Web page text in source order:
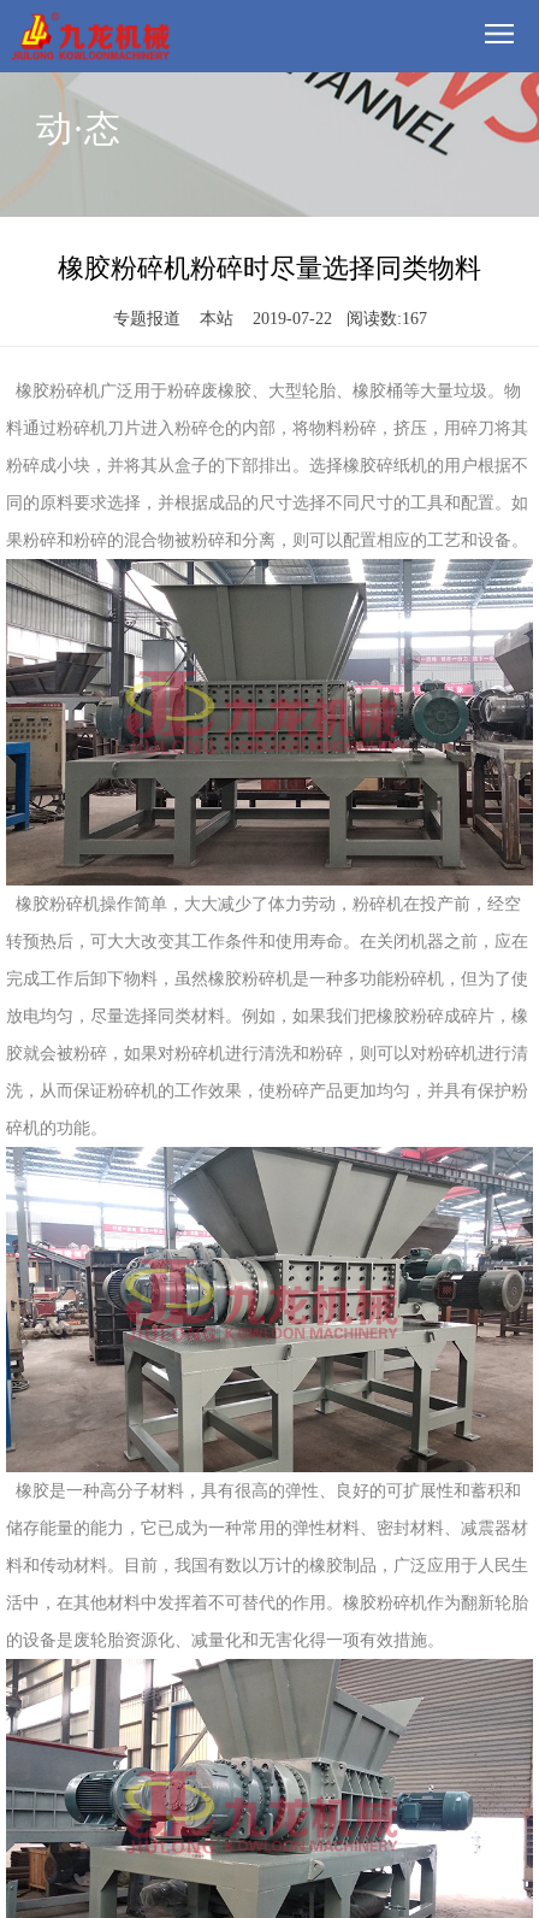
场
动
态
联
系
郑
州
市
九
龙
机
械
设
备
有
司
豫
ICP
号
动·态
橡胶粉碎机粉碎时尽量选择同类物料
专题报道 本站 2019-07-22 阅读数:167
橡胶粉碎机广泛用于粉碎废橡胶、大型轮胎、橡胶桶等大量垃圾。物
料通过粉碎机刀片进入粉碎仓的内部，将物料粉碎，挤压，用碎刀将其
粉碎成小块，并将其从盒子的下部排出。选择橡胶碎纸机的用户根据不
同的原料要求选择，并根据成品的尺寸选择不同尺寸的工具和配置。如
果粉碎和粉碎的混合物被粉碎和分离，则可以配置相应的工艺和设备。
橡胶粉碎机操作简单，大大减少了体力劳动，粉碎机在投产前，经空
转预热后，可大大改变其工作条件和使用寿命。在关闭机器之前，应在
完成工作后卸下物料，虽然橡胶粉碎机是一种多功能粉碎机，但为了使
放电均匀，尽量选择同类材料。例如，如果我们把橡胶粉碎成碎片，橡
胶就会被粉碎，如果对粉碎机进行清洗和粉碎，则可以对粉碎机进行清
洗，从而保证粉碎机的工作效果，使粉碎产品更加均匀，并具有保护粉
碎机的功能。
橡胶是一种高分子材料，具有很高的弹性、良好的可扩展性和蓄积和
储存能量的能力，它已成为一种常用的弹性材料、密封材料、减震器材
料和传动材料。目前，我国有数以万计的橡胶制品，广泛应用于人民生
活中，在其他材料中发挥着不可替代的作用。橡胶粉碎机作为翻新轮胎
的设备是废轮胎资源化、减量化和无害化得一项有效措施。